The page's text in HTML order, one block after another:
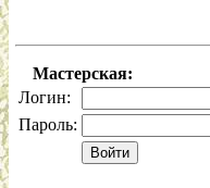
Мастерская:
Логин:
Пароль: